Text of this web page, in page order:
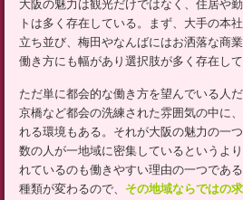
大阪の魅力は観光だけではなく、住居や
トは多く存在している。まず、大手の本
立ち並び、梅田やなんばにはお洒落な商
働き方にも幅があり選択肢が多く存在して
ただ単に都会的な働き方を望んでいる人
京橋など都会の洗練された雰囲気の中に
れる環境もある。それが大阪の魅力の一
数の人が一地域に密集しているというよ
れているのも働きやすい理由の一つであ
種類が変わるので、 その地域ならではの